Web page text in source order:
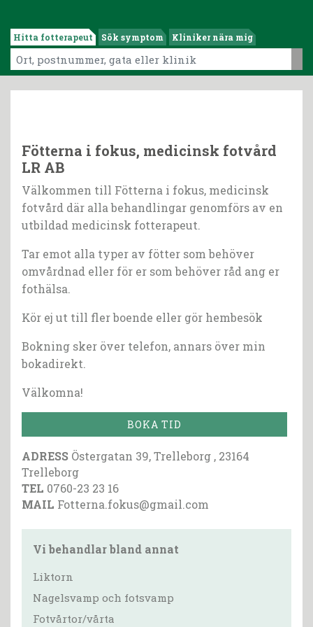
Hitta fotterapeut Sök symptom Kliniker nära mig
Fötterna i fokus, medicinsk fotvård
LR AB
Välkommen till Fötterna i fokus, medicinsk
fotvård där alla behandlingar genomförs av en
utbildad medicinsk fotterapeut.
Tar emot alla typer av fötter som behöver
omvårdnad eller för er som behöver råd ang er
fothälsa.
Kör ej ut till fler boende eller gör hembesök
Bokning sker över telefon, annars över min
bokadirekt.
Välkomna!
BOKA TID
ADRESS Östergatan 39, Trelleborg , 23164
Trelleborg
TEL 0760-23 23 16
MAIL Fotterna.fokus@gmail.com
Vi behandlar bland annat
Liktorn
Nagelsvamp och fotsvamp
Fotvårtor/vårta